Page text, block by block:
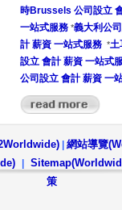
時Brussels 公司設立
一站式服務 *義大利公
計 薪資 一站式服務 *土
設立 會計 薪資 一站式
公司設立 會計 薪資 一
| 網站導覽
|
策